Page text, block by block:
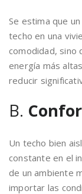
Se estima que
techo en una
comodidad, sino
energía más
reducir
B.
Un techo bien
constante en el
de un ambiente
importar las